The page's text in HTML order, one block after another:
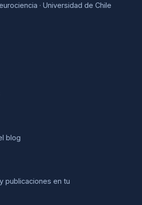
· Universidad de Chile
blog
publicaciones en tu